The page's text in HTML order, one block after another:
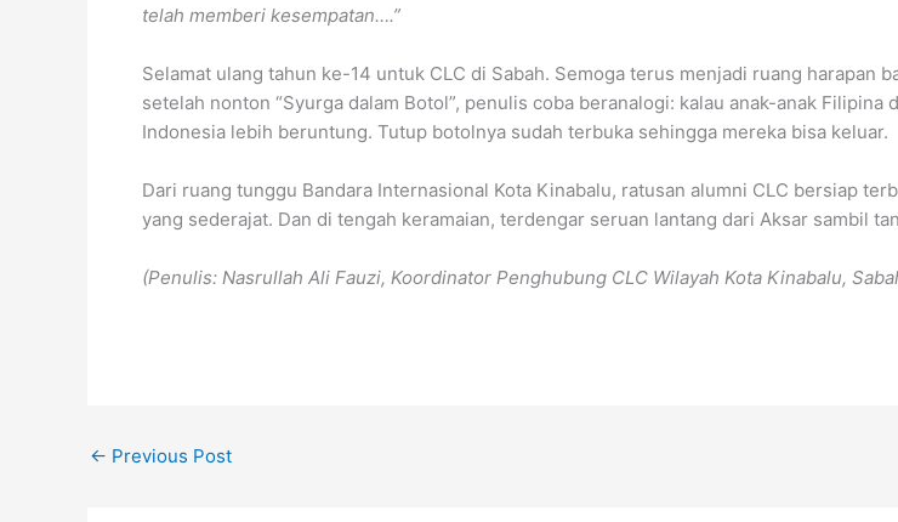
telah memberi kesempatan….”
Selamat ulang tahun ke-14 untuk CLC di Sabah. Semoga terus menjadi ruang
setelah nonton “Syurga dalam Botol”, penulis coba beranalogi: kalau anak-anak
Indonesia lebih beruntung. Tutup botolnya sudah terbuka sehingga mereka bisa keluar.
Dari ruang tunggu Bandara Internasional Kota Kinabalu, ratusan alumni CLC bersiap
yang sederajat. Dan di tengah keramaian, terdengar seruan lantang dari Aksar sambil
(Penulis: Nasrullah Ali Fauzi, Koordinator Penghubung CLC Wilayah Kota Kinabalu,
← Previous Post